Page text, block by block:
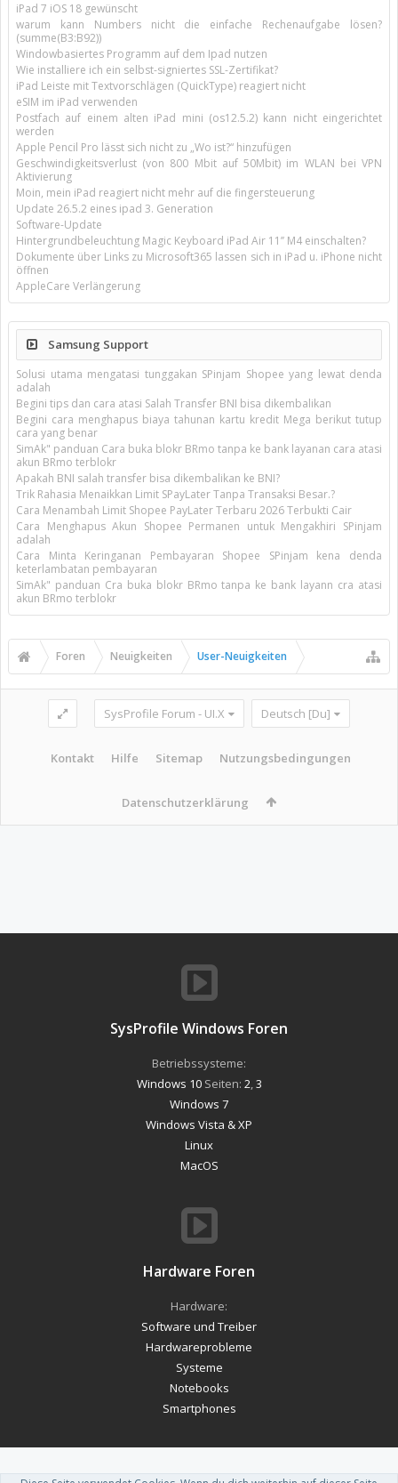
iPad 7 iOS 18 gewünscht
warum kann Numbers nicht die einfache Rechenaufgabe lösen?
(summe(B3:B92))
Windowbasiertes Programm auf dem Ipad nutzen
Wie installiere ich ein selbst-signiertes SSL-Zertifikat?
iPad Leiste mit Textvorschlägen (QuickType) reagiert nicht
eSIM im iPad verwenden
Postfach auf einem alten iPad mini (os12.5.2) kann nicht eingerichtet
werden
Apple Pencil Pro lässt sich nicht zu „Wo ist?“ hinzufügen
Geschwindigkeitsverlust (von 800 Mbit auf 50Mbit) im WLAN bei VPN
Aktivierung
Moin, mein iPad reagiert nicht mehr auf die fingersteuerung
Update 26.5.2 eines ipad 3. Generation
Software-Update
Hintergrundbeleuchtung Magic Keyboard iPad Air 11’’ M4 einschalten?
Dokumente über Links zu Microsoft365 lassen sich in iPad u. iPhone nicht
öffnen
AppleCare Verlängerung
Samsung Support
Solusi utama mengatasi tunggakan SPinjam Shopee yang lewat denda
adalah
Begini tips dan cara atasi Salah Transfer BNI bisa dikembalikan
Begini cara menghapus biaya tahunan kartu kredit Mega berikut tutup
cara yang benar
SimAk" panduan Cara buka blokr BRmo tanpa ke bank layanan cara atasi
akun BRmo terblokr
Apakah BNI salah transfer bisa dikembalikan ke BNI?
Trik Rahasia Menaikkan Limit SPayLater Tanpa Transaksi Besar.?
Cara Menambah Limit Shopee PayLater Terbaru 2026 Terbukti Cair
Cara Menghapus Akun Shopee Permanen untuk Mengakhiri SPinjam
adalah
Cara Minta Keringanan Pembayaran Shopee SPinjam kena denda
keterlambatan pembayaran
SimAk" panduan Cra buka blokr BRmo tanpa ke bank layann cra atasi
akun BRmo terblokr
Foren Neuigkeiten User-Neuigkeiten
SysProfile Forum - UI.X Deutsch [Du]
Kontakt Hilfe Sitemap Nutzungsbedingungen
Datenschutzerklärung
SysProfile Windows Foren
Betriebssysteme:
Windows 10Seiten: 2 3
Windows 7
Windows Vista & XP
Linux
MacOS
Hardware Foren
Hardware:
Software und Treiber
Hardwareprobleme
Systeme
Notebooks
Smartphones